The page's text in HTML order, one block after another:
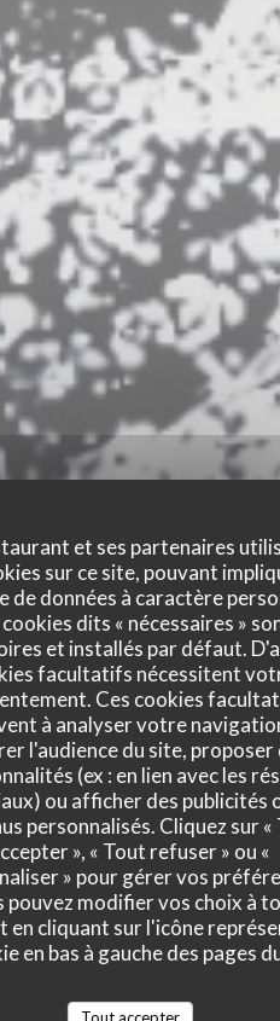
et ses partenaires
sur ce site, pouvant
de données à caractère
cookies dits « nécessaires »
et installés par défaut.
facultatifs nécessitent
Ces cookies
à analyser votre
l'audience du site, proposer
(ex : en lien avec les
ou afficher des publicités
personnalisés. Cliquez sur «
», « Tout refuser » ou «
» pour gérer vos
pouvez modifier vos choix à
en cliquant sur l'icône
en bas à gauche des pages
nos clients
4
:5/5 Qualité / Prix:4/5